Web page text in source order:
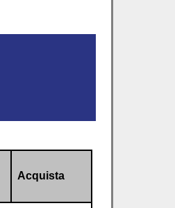
Acquista